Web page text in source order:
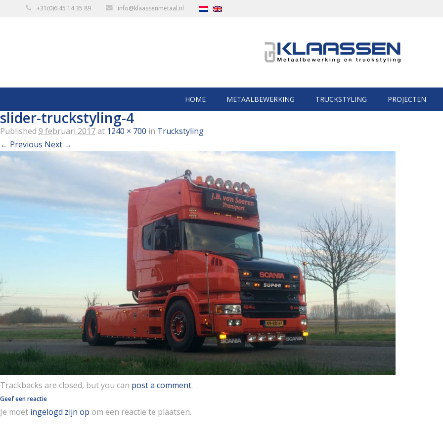
+31(0)6 45 14 35 89 info@klaassenmetaal.nl
HOME METAALBEWERKING TRUCKSTYLING PROJECTEN
slider-truckstyling-4
Published 9 februari 2017at 1240 × 700 in Truckstyling
← Previous Next →
Trackbacks are closed, but you can post a comment.
Geef een reactie
Je moet ingelogd zijn op om een reactie te plaatsen.